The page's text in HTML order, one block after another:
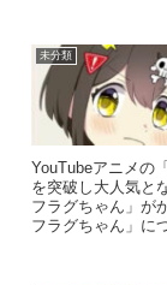
未分類
YouTubeアニメの
を突破し大人気と
フラグちゃん」が
フラグちゃん」に